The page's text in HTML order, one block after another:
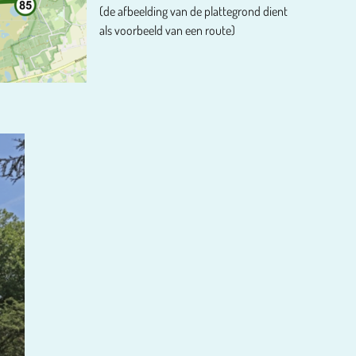
(de afbeelding van de plattegrond dient
als voorbeeld van een route)